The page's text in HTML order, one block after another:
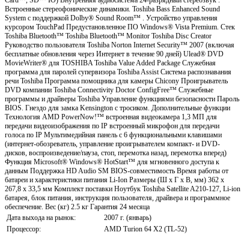
Встроенные стереофонические динамики. Toshiba Bass Enhanced Sound
System с поддержкой Dolby® Sound Room™ . Устройство управления
курсором TouchPad Предустановленное ПО Windows® Vista Premium. Стек
Toshiba Bluetooth™ Toshiba Bluetooth™ Monitor Toshiba Disc Creator
Руководство пользователя Toshiba Norton Internet Security™ 2007 (включая
бесплатные обновления через Интернет в течение 90 дней) Ulead® DVD
MovieWriter® для TOSHIBA Toshiba Value Added Package Служебная
программа для паролей супервизора Toshiba Assist Система распознавания
речи Toshiba Программа помощника для камеры Chicony Проигрыватель
DVD компании Toshiba Connectivity Doctor ConfigFree™ Служебные
программы и драйверы Toshiba Управление функциями безопасности Пароль
BIOS. Гнездо для замка Kensington с тросиком. Дополнительные функции
Технология AMD PowerNow!™ встроенная видеокамера 1,3 МП для
передачи видеоизображения по IP встроенный микрофон для передачи
голоса по IP Мультимедийная панель с 6 функциональными клавишами
(интернет-обозреватель, управление проигрывателем компакт- и DVD-
дисков, воспроизведение/пауза, стоп, перемотка назад, перемотка вперед)
Функция Microsoft® Windows® HotStart™ для мгновенного доступа к
данным Поддержка HD Audio SM BIOS-совместимость Время работы от
батареи и характеристики питания Li-Ion Размеры (Ш х Г х В, мм) 362 x
267,8 x 33,5 мм Комплект поставки Ноутбук Toshiba Satellite A210-127, Li-ion
батарея, блок питания, инструкция пользователя, драйвера и программное
обеспечение. Вес (кг) 2.5 кг Гарантия 24 месяца
Дата выхода на рынок:
2007 г. (январь)
Процессор:
AMD Turion 64 X2 (TL-52)